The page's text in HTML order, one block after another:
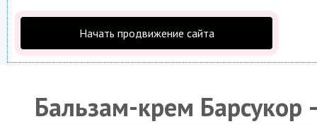
Начать продвижение сайта
Бальзам-крем Барсукор